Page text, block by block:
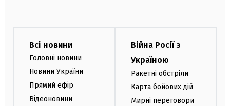
Всі новини
Головні новини
Новини України
Прямий ефір
Відеоновини
Війна Росії з
Україною
Ракетні обстріли
Карта бойових дій
Мирні переговори